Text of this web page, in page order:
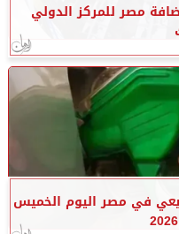
مصر للمركز الدولي
في مصر اليوم الخميس